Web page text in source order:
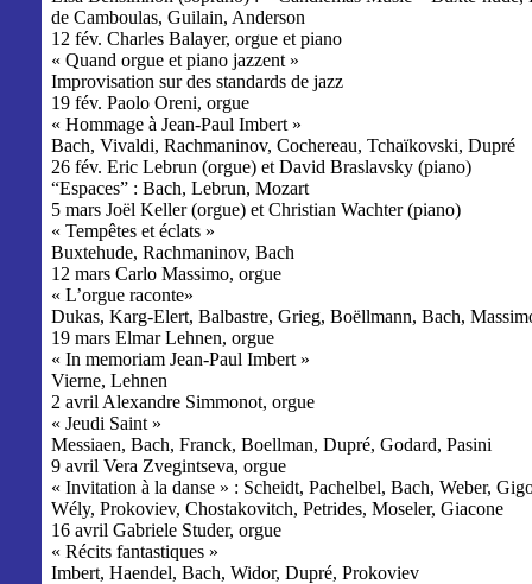
de Camboulas, Guilain, Anderson
12 fév. Charles Balayer, orgue et piano
« Quand orgue et piano jazzent »
Improvisation sur des standards de jazz
19 fév. Paolo Oreni, orgue
« Hommage à Jean-Paul Imbert »
Bach, Vivaldi, Rachmaninov, Cochereau, Tchaïkovski, Dupré
26 fév. Eric Lebrun (orgue) et David Braslavsky (piano)
“Espaces” : Bach, Lebrun, Mozart
5 mars Joël Keller (orgue) et Christian Wachter (piano)
« Tempêtes et éclats »
Buxtehude, Rachmaninov, Bach
12 mars Carlo Massimo, orgue
« L’orgue raconte»
Dukas, Karg-Elert, Balbastre, Grieg, Boëllmann, Bach,
19 mars Elmar Lehnen, orgue
« In memoriam Jean-Paul Imbert »
Vierne, Lehnen
2 avril Alexandre Simmonot, orgue
« Jeudi Saint »
Messiaen, Bach, Franck, Boellman, Dupré, Godard, Pasini
9 avril Vera Zvegintseva, orgue
« Invitation à la danse » : Scheidt, Pachelbel, Bach, Weber,
Wély, Prokoviev, Chostakovitch, Petrides, Moseler, Giacone
16 avril Gabriele Studer, orgue
« Récits fantastiques »
Imbert, Haendel, Bach, Widor, Dupré, Prokoviev